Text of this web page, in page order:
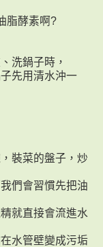
脂酵素啊?
洗鍋子時，
先用清水沖一
裝菜的盤子，炒
們會習慣先把油
就直接會流進水
水管壁變成污垢